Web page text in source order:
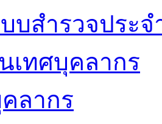
บสำรวจประจ
เทศบุคลากร
ลากร